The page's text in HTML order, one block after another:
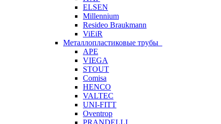
ELSEN
Millennium
Resideo Braukmann
ViEiR
Металлопластиковые трубы
APE
VIEGA
STOUT
Comisa
HENCO
VALTEC
UNI-FITT
Oventrop
PRANDELLI